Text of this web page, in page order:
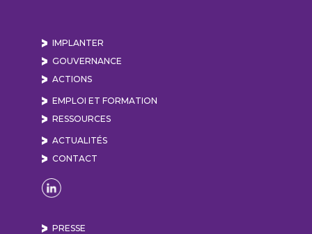
IMPLANTER
GOUVERNANCE
ACTIONS
EMPLOI ET FORMATION
RESSOURCES
ACTUALITÉS
CONTACT
Naviguer sur la page Linkedin de Lyon Vallée
PRESSE